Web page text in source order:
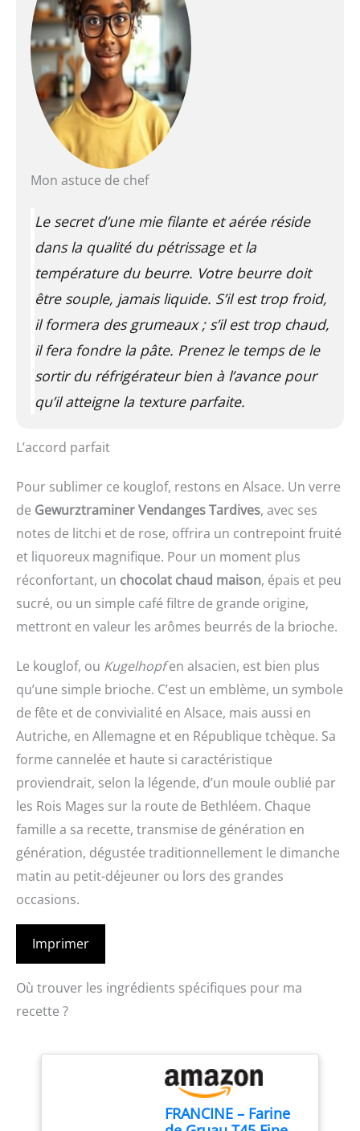
Mon astuce de chef
Le secret d’une mie filante et aérée réside
dans la qualité du pétrissage et la
température du beurre. Votre beurre doit
être souple, jamais liquide. S’il est trop froid,
il formera des grumeaux ; s’il est trop chaud,
il fera fondre la pâte. Prenez le temps de le
sortir du réfrigérateur bien à l’avance pour
qu’il atteigne la texture parfaite.
L’accord parfait
Pour sublimer ce kouglof, restons en Alsace. Un verre
de Gewurztraminer Vendanges Tardives, avec ses
notes de litchi et de rose, offrira un contrepoint fruité
et liquoreux magnifique. Pour un moment plus
réconfortant, un chocolat chaud maison, épais et peu
sucré, ou un simple café filtre de grande origine,
mettront en valeur les arômes beurrés de la brioche.
Le kouglof, ou Kugelhopfen alsacien, est bien plus
qu’une simple brioche. C’est un emblème, un symbole
de fête et de convivialité en Alsace, mais aussi en
Autriche, en Allemagne et en République tchèque. Sa
forme cannelée et haute si caractéristique
proviendrait, selon la légende, d’un moule oublié par
les Rois Mages sur la route de Bethléem. Chaque
famille a sa recette, transmise de génération en
génération, dégustée traditionnellement le dimanche
matin au petit-déjeuner ou lors des grandes
occasions.
Imprimer
Où trouver les ingrédients spécifiques pour ma
recette ?
FRANCINE – Farine